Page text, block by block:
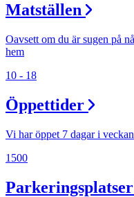
Parkering
Matställen
Oavsett om du är sugen på
hem
10 - 18
Öppettider
Vi har öppet 7 dagar i veckan
1500
Parkeringsplatser